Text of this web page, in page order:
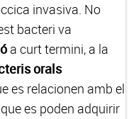
invasiva. No
bacteri va
a curt termini, a la
orals
es relacionen amb el
es poden adquirir